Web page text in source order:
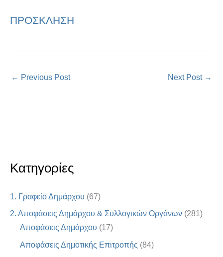
Κατηγορίες
1. Γραφείο Δημάρχου (67)
2. Αποφάσεις Δημάρχου & Συλλογικών Οργάνων (281)
Αποφάσεις Δημάρχου (17)
Αποφάσεις Δημοτικής Επιτροπής (84)
ΠΡΟΣΚΛΗΣΗ
← Previous Post Next Post →